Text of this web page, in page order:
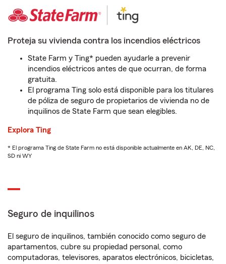
Proteja su vivienda contra los incendios eléctricos
State Farm y Ting* pueden ayudarle a prevenir
incendios eléctricos antes de que ocurran, de forma
gratuita.
El programa Ting solo está disponible para los titulares
de póliza de seguro de propietarios de vivienda no de
inquilinos de State Farm que sean elegibles.
Explora Ting
* El programa Ting de State Farm no está disponible actualmente en AK, DE, NC,
SD ni WY
Seguro de inquilinos
El seguro de inquilinos, también conocido como seguro de
apartamentos, cubre su propiedad personal, como
computadoras, televisores, aparatos electrónicos, bicicletas,